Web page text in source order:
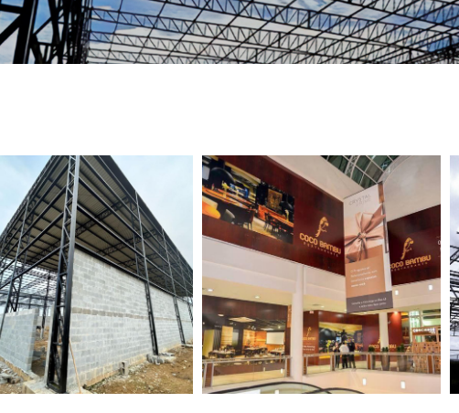
TELEFONE *
Solicitar Orçamento